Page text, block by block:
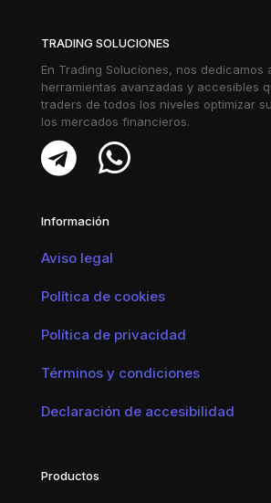
TRADING SOLUCIONES
En Trading Soluciones, nos dedicamos
herramientas avanzadas y accesibles
traders de todos los niveles optimizar
los mercados financieros.
Información
Aviso legal
Política de cookies
Política de privacidad
Términos y condiciones
Declaración de accesibilidad
Productos